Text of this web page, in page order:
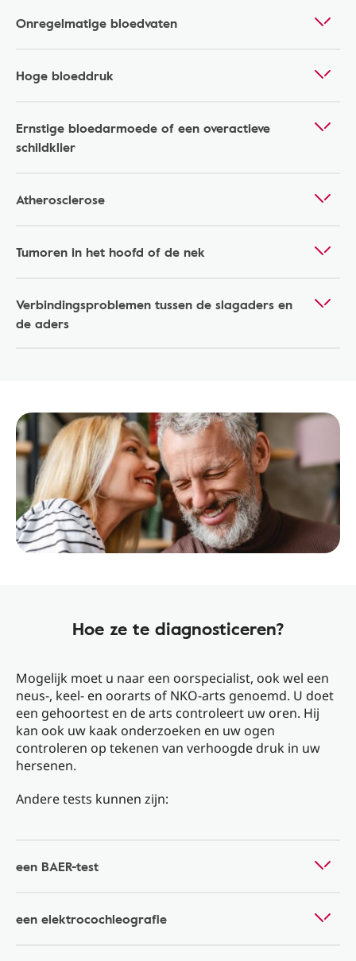
Onregelmatige bloedvaten
Hoge bloeddruk
Ernstige bloedarmoede of een overactieve
schildklier
Atherosclerose
Tumoren in het hoofd of de nek
Verbindingsproblemen tussen de slagaders en
de aders
Hoe ze te diagnosticeren?
Mogelijk moet u naar een oorspecialist, ook wel een
neus-, keel- en oorarts of NKO-arts genoemd. U doet
een gehoortest en de arts controleert uw oren. Hij
kan ook uw kaak onderzoeken en uw ogen
controleren op tekenen van verhoogde druk in uw
hersenen.
Andere tests kunnen zijn:
een BAER-test
een elektrocochleografie